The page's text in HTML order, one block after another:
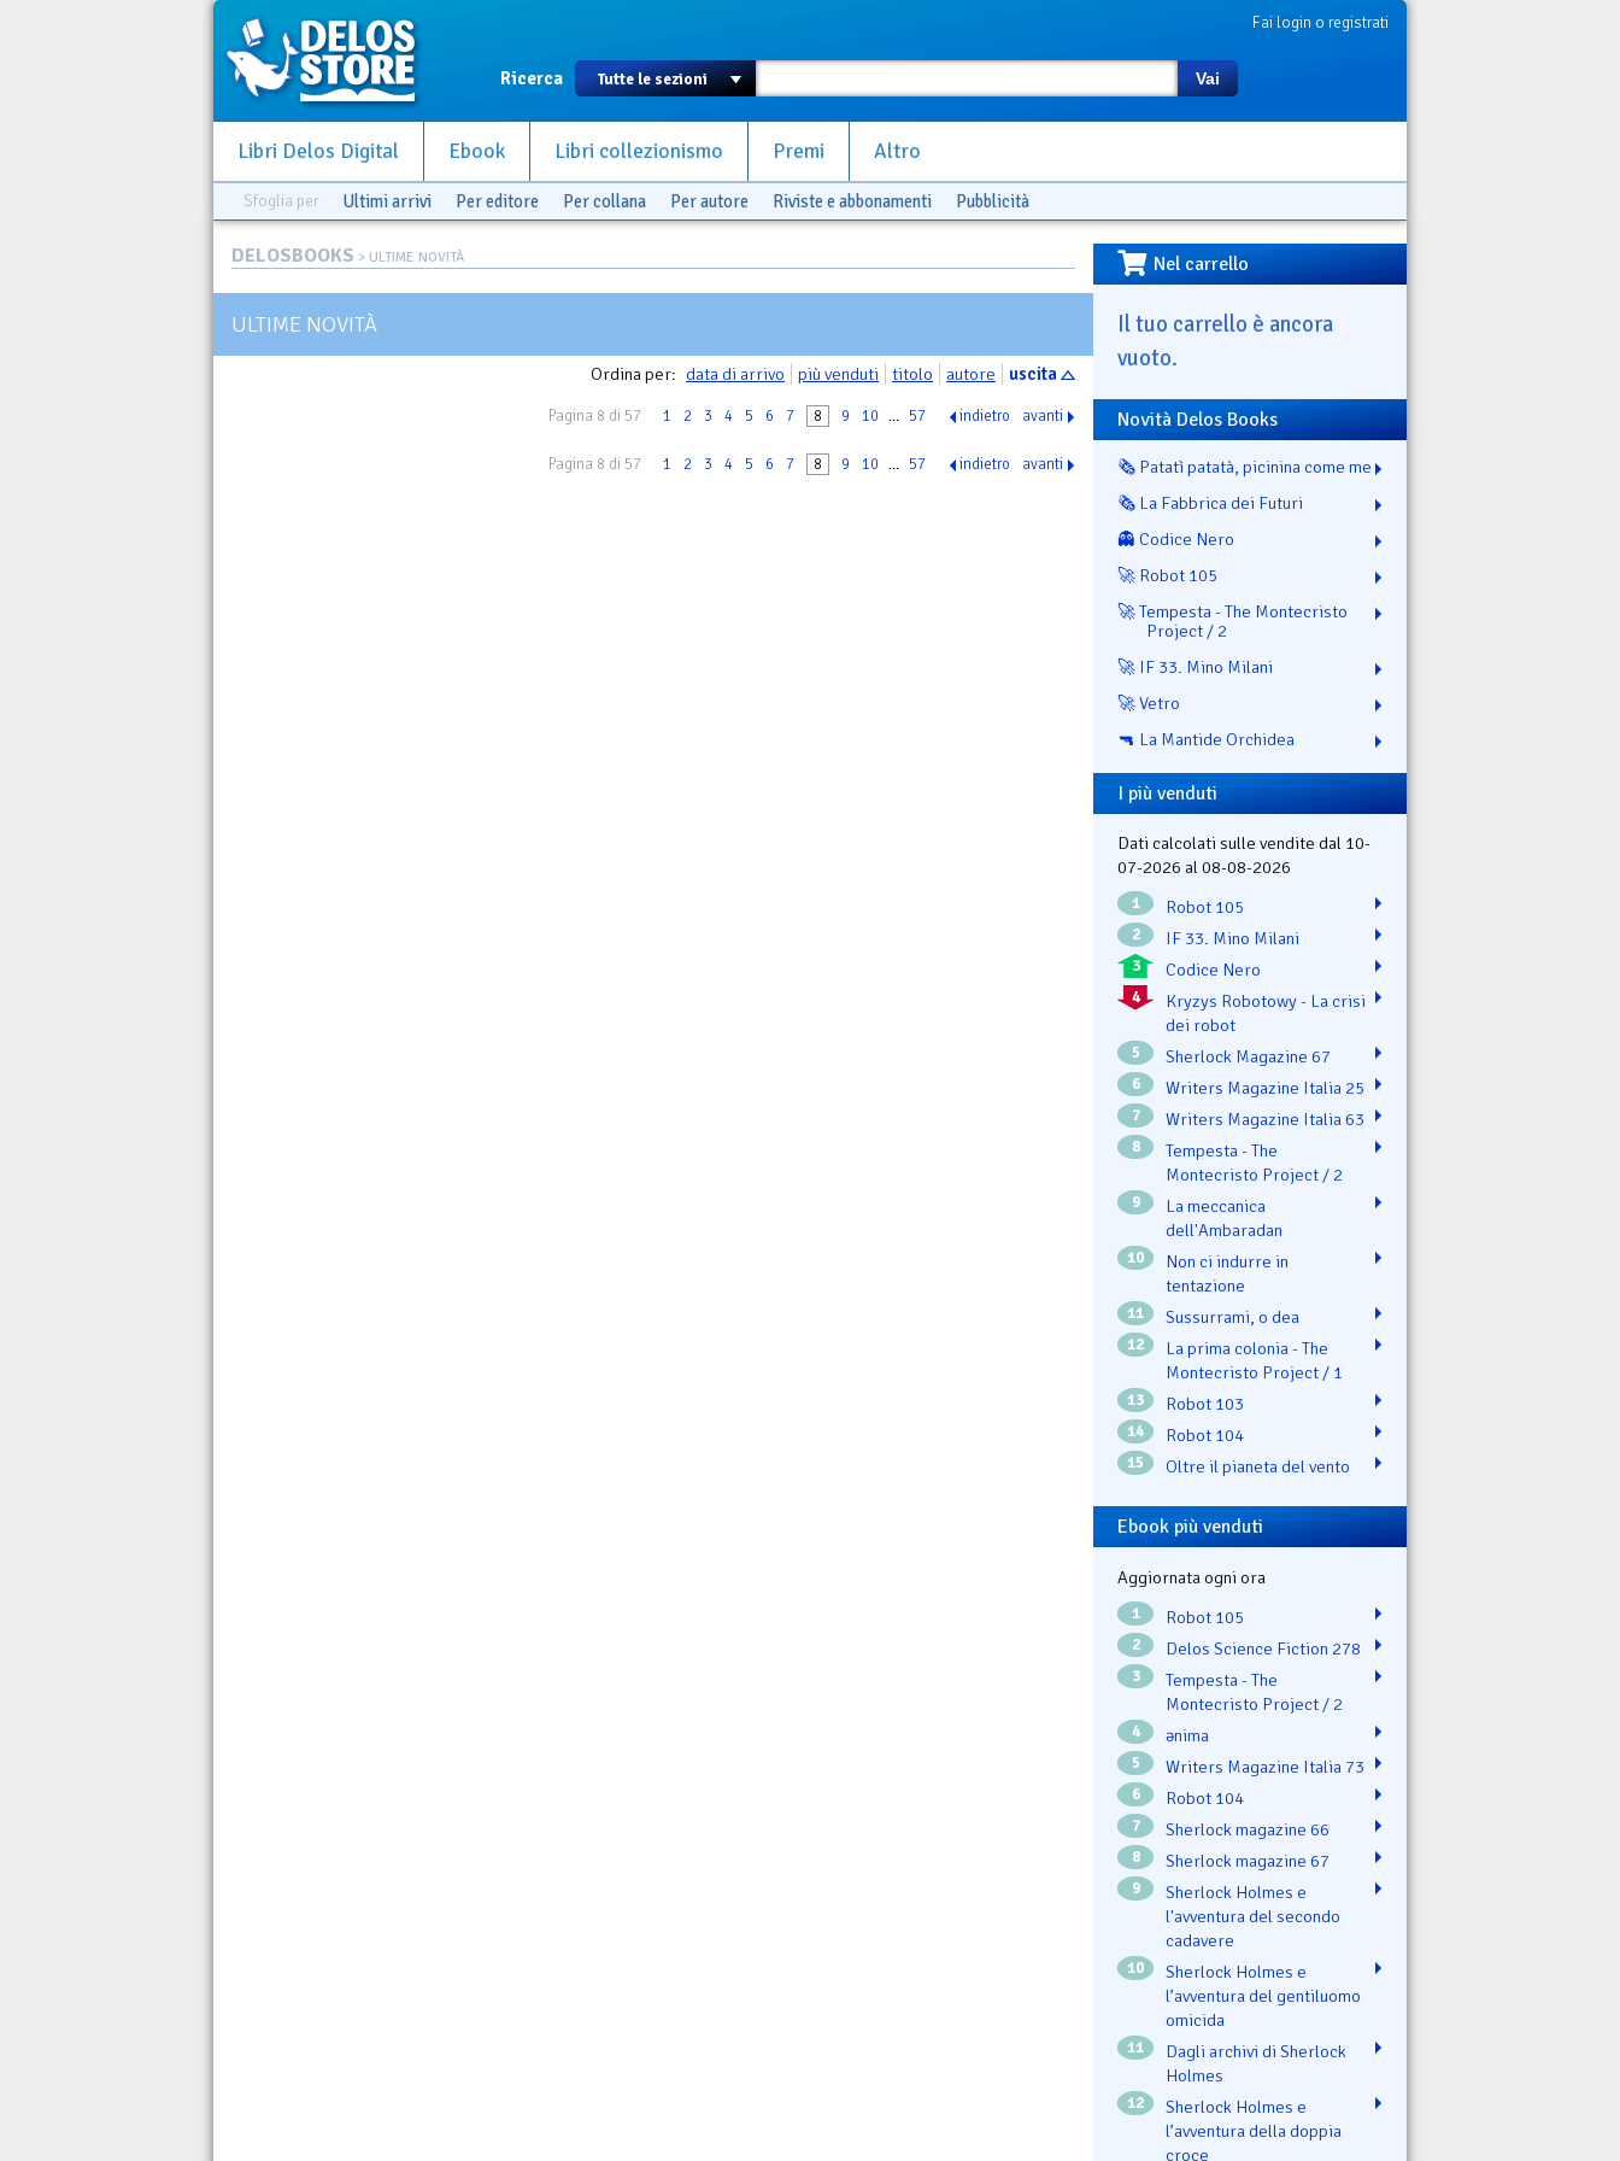
Fai login o registrati
Ricerca Vai
Libri Delos Digital Ebook Libri collezionismo Premi Altro
Sfoglia per Ultimi arrivi Per editore Per collana Per autore Riviste e abbonamenti Pubblicità
DELOSBOOKS > ULTIME NOVITÀ
ULTIME NOVITÀ
Ordina per: data di arrivo più venduti titolo autore uscita
Pagina 8 di 57 1 2 3 4 5 6 7 8 9 10 ... 57 indietro avanti
Pagina 8 di 57 1 2 3 4 5 6 7 8 9 10 ... 57 indietro avanti
Nel carrello
Il tuo carrello è ancora
vuoto.
Novità Delos Books
🗞️ Patatì patatà, picinina come me
🗞️ La Fabbrica dei Futuri
👻 Codice Nero
🚀 Robot 105
🚀 Tempesta - The Montecristo
Project / 2
🚀 IF 33. Mino Milani
🚀 Vetro
🔫 La Mantide Orchidea
I più venduti
Dati calcolati sulle vendite dal 10-
07-2026 al 08-08-2026
1 Robot 105
2 IF 33. Mino Milani
3 Codice Nero
4
Kryzys Robotowy - La crisi
dei robot
5 Sherlock Magazine 67
6 Writers Magazine Italia 25
7 Writers Magazine Italia 63
8
Tempesta - The
Montecristo Project / 2
9
La meccanica
dell'Ambaradan
10
Non ci indurre in
tentazione
11 Sussurrami, o dea
12
La prima colonia - The
Montecristo Project / 1
13 Robot 103
14 Robot 104
15 Oltre il pianeta del vento
Ebook più venduti
Aggiornata ogni ora
1 Robot 105
2 Delos Science Fiction 278
3
Tempesta - The
Montecristo Project / 2
4 ənima
5 Writers Magazine Italia 73
6 Robot 104
7 Sherlock magazine 66
8 Sherlock magazine 67
9
Sherlock Holmes e
l'avventura del secondo
cadavere
10
Sherlock Holmes e
l’avventura del gentiluomo
omicida
11
Dagli archivi di Sherlock
Holmes
12
Sherlock Holmes e
l’avventura della doppia
croce